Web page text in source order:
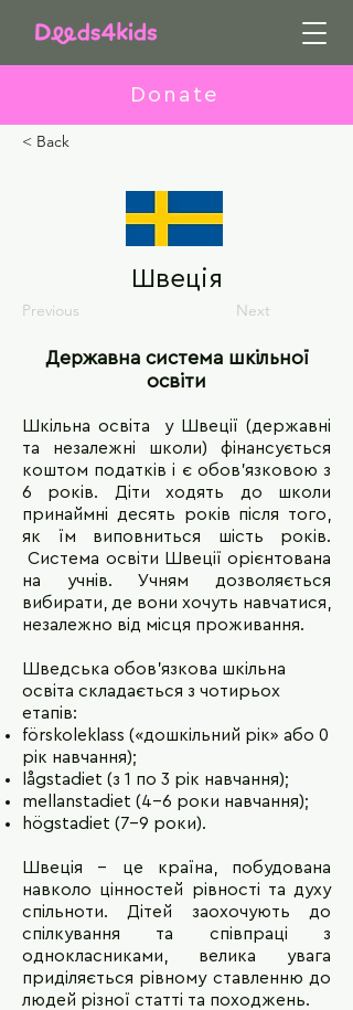
Donate
< Back
Швеція
Previous Next
Державна система шкільної
освіти
Шкільна освіта у Швеції (державні
та незалежні школи) фінансується
коштом податків і є обов’язковою з
6 років. Діти ходять до школи
принаймні десять років після того,
як їм виповниться шість років.
Система освіти Швеції орієнтована
на учнів. Учням дозволяється
вибирати, де вони хочуть навчатися,
незалежно від місця проживання.
Шведська обов’язкова шкільна
освіта складається з чотирьох
етапів:
förskoleklass («дошкільний рік» або 0
рік навчання);
lågstadiet (з 1 по 3 рік навчання);
mellanstadiet (4-6 роки навчання);
högstadiet (7-9 роки).
Швеція – це країна, побудована
навколо цінностей рівності та духу
спільноти. Дітей заохочують до
спілкування та співпраці з
однокласниками, велика увага
приділяється рівному ставленню до
людей різної статті та походжень.